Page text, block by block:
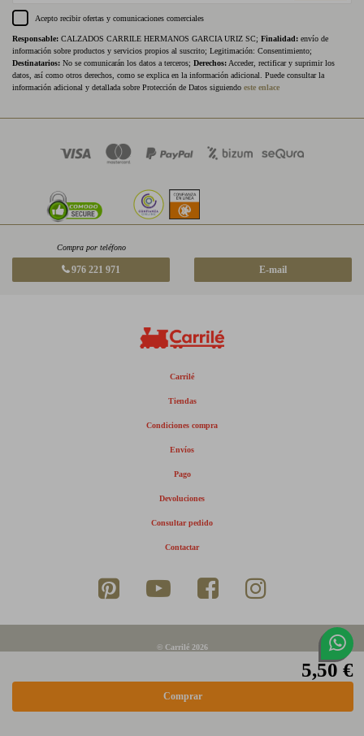
5,50 €
Acepto recibir ofertas y comunicaciones comerciales
Responsable: CALZADOS CARRILE HERMANOS GARCIA URIZ SC; Finalidad: envío de
información sobre productos y servicios propios al suscrito; Legitimación: Consentimiento;
Destinatarios: No se comunicarán los datos a terceros; Derechos: Acceder, rectificar y suprimir los
datos, así como otros derechos, como se explica en la información adicional. Puede consultar la
información adicional y detallada sobre Protección de Datos siguiendo este enlace
Compra por teléfono
976 221 971 E-mail
Carrilé
Tiendas
Condiciones compra
Envíos
Pago
Devoluciones
Consultar pedido
Contactar
© Carrilé 2026
Política de privacidad
Política de cookies